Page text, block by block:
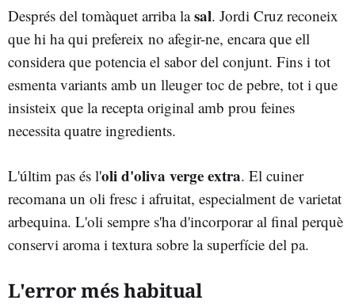
Després del tomàquet arriba lasal. Jordi Cruz reconeix
que hi ha qui prefereix no afegir-ne, encara que ell
considera que potencia el sabor del conjunt. Fins i tot
esmenta variants amb un lleuger toc de pebre, tot i que
insisteix que la recepta original amb prou feines
necessita quatre ingredients.
L'últim pas és l'oli d'oliva verge extra. El cuiner
recomana un oli fresc i afruitat, especialment de varietat
arbequina. L'oli sempre s'ha d'incorporar al final perquè
conservi aroma i textura sobre la superfície del pa.
L'error més habitual